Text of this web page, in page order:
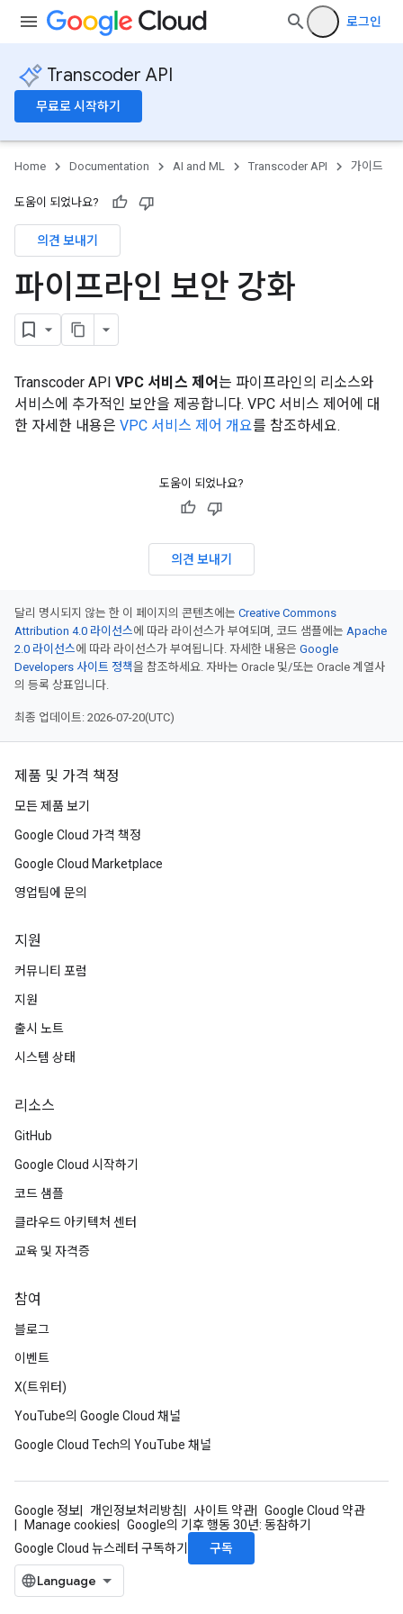
로그인
Transcoder API
무료로 시작하기
Home Documentation AI and ML Transcoder API 가이드
도움이 되었나요?
의견 보내기
파이프라인 보안 강화
Transcoder API VPC 서비스 제어 는 파이프라인의 리소스와
서비스에 추가적인 보안을 제공합니다. VPC 서비스 제어에 대
한 자세한 내용은 VPC 서비스 제어 개요를 참조하세요.
도움이 되었나요?
의견 보내기
달리 명시되지 않는 한 이 페이지의 콘텐츠에는 Creative Commons
Attribution 4.0 라이선스에 따라 라이선스가 부여되며, 코드 샘플에는 Apache
2.0 라이선스에 따라 라이선스가 부여됩니다. 자세한 내용은 Google
Developers 사이트 정책을 참조하세요. 자바는 Oracle 및/또는 Oracle 계열사
의 등록 상표입니다.
최종 업데이트: 2026-07-20(UTC)
제품 및 가격 책정
모든 제품 보기
Google Cloud 가격 책정
Google Cloud Marketplace
영업팀에 문의
지원
커뮤니티 포럼
지원
출시 노트
시스템 상태
리소스
GitHub
Google Cloud 시작하기
코드 샘플
클라우드 아키텍처 센터
교육 및 자격증
참여
블로그
이벤트
X(트위터)
YouTube의 Google Cloud 채널
Google Cloud Tech의 YouTube 채널
Google 정보 개인정보처리방침 사이트 약관
Google Cloud 약관
Manage cookies
Google의 기후 행동 30년: 동참하기
Google Cloud 뉴스레터 구독하기
구독